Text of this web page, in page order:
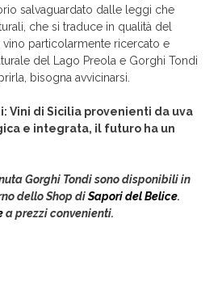
salvaguardato dalle leggi che
che si traduce in qualità del
particolarmente ricercato e
del Lago Preola e Gorghi Tondi
bisogna avvicinarsi.
Vini di Sicilia provenienti da uva
e integrata, il futuro ha un
Gorghi Tondi sono disponibili in
dello Shop diSapori del Belice.
a prezzi convenienti.